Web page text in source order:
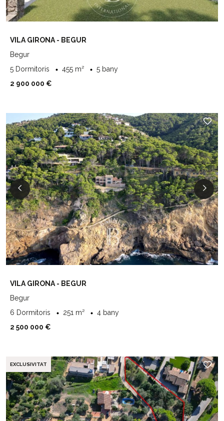
VILA GIRONA - BEGUR
Begur
5 Dormitoris
455 m²
5 bany
2 900 000 €
VILA GIRONA - BEGUR
Begur
6 Dormitoris
251 m²
4 bany
2 500 000 €
EXCLUSIVITAT